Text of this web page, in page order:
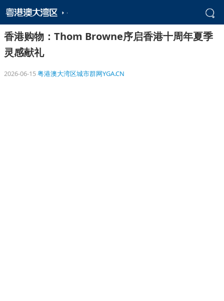
香港购物：Thom Browne序启香港十周年夏季
灵感献礼
2026-06-15粤港澳大湾区城市群网YGA.CN